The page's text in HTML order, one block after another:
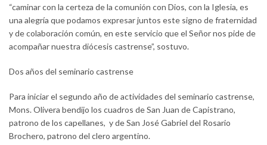
“caminar con la certeza de la comunión con Dios, con la Iglesia, es
una alegría que podamos expresar juntos este signo de fraternidad
y de colaboración común, en este servicio que el Señor nos pide de
acompañar nuestra diócesis castrense”, sostuvo.
Dos años del seminario castrense
Para iniciar el segundo año de actividades del seminario castrense,
Mons. Olivera bendijo los cuadros de San Juan de Capistrano,
patrono de los capellanes, y de San José Gabriel del Rosario
Brochero, patrono del clero argentino.